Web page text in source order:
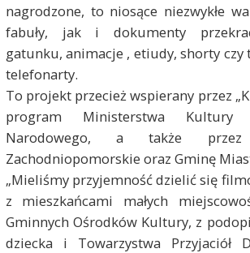
nagrodzone, to niosące niezwykłe
fabuły, jak i dokumenty
gatunku, animacje , etiudy, shorty czy
telefonarty.
To projekt przecież wspierany przez
program Ministerstwa Kultury
Narodowego, a także przez
Zachodniopomorskie oraz Gminę
„Mieliśmy przyjemność dzielić się
z mieszkańcami małych
Gminnych Ośrodków Kultury, z
dziecka i Towarzystwa Przyjaciół